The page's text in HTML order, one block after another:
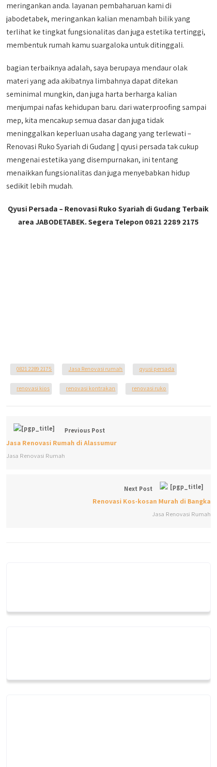
meringankan anda. layanan pembaharuan kami di
jabodetabek, meringankan kalian menambah bilik yang
terlihat ke tingkat fungsionalitas dan juga estetika tertinggi,
membentuk rumah kamu suargaloka untuk ditinggali.
bagian terbaiknya adalah, saya berupaya mendaur olak
materi yang ada akibatnya limbahnya dapat ditekan
seminimal mungkin, dan juga harta berharga kalian
menjumpai nafas kehidupan baru. dari waterproofing sampai
mep, kita mencakup semua dasar dan juga tidak
meninggalkan keperluan usaha dagang yang terlewati –
Renovasi Ruko Syariah di Gudang | qyusi persada tak cukup
mengenai estetika yang disempurnakan, ini tentang
menaikkan fungsionalitas dan juga menyebabkan hidup
sedikit lebih mudah.
Qyusi Persada – Renovasi Ruko Syariah di Gudang Terbaik
area JABODETABEK. Segera Telepon 0821 2289 2175
0821 2289 2175 Jasa Renovasi rumah qyusi persada
renovasi kios renovasi kontrakan renovasi ruko
Previous Post
Jasa Renovasi Rumah di Alassumur
Jasa Renovasi Rumah
Next Post
Renovasi Kos-kosan Murah di Bangka
Jasa Renovasi Rumah